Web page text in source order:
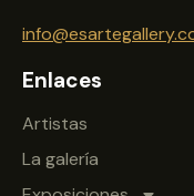
Enlaces
Artistas
La galería